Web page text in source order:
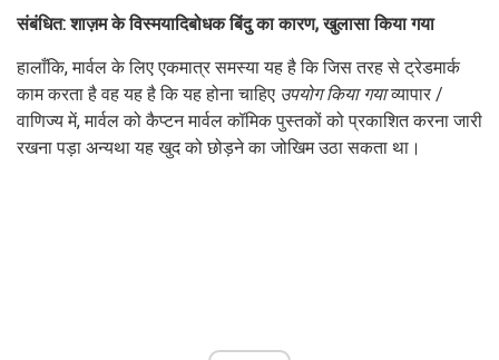
संबंधित: शाज़म के विस्मयादिबोधक बिंदु का कारण, खुलासा किया गया
हालाँकि, मार्वल के लिए एकमात्र समस्या यह है कि जिस तरह से ट्रेडमार्क
काम करता है वह यह है कि यह होना चाहिए उपयोग किया गयाव्यापार /
वाणिज्य में, मार्वल को कैप्टन मार्वल कॉमिक पुस्तकों को प्रकाशित करना जारी
रखना पड़ा अन्यथा यह खुद को छोड़ने का जोखिम उठा सकता था।